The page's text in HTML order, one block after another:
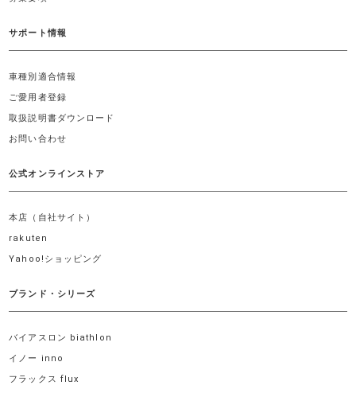
サポート情報
車種別適合情報
ご愛用者登録
取扱説明書ダウンロード
お問い合わせ
公式オンラインストア
本店（自社サイト）
rakuten
Yahoo!ショッピング
ブランド・シリーズ
バイアスロン biathlon
イノー inno
フラックス flux